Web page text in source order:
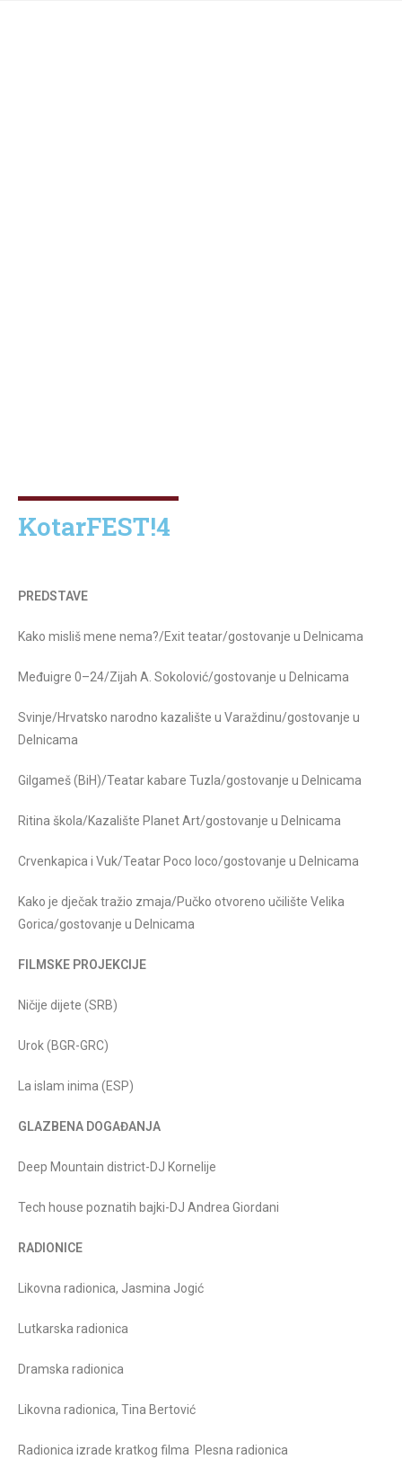
KotarFEST!4
PREDSTAVE
Kako misliš mene nema?/Exit teatar/gostovanje u Delnicama
Međuigre 0–24/Zijah A. Sokolović/gostovanje u Delnicama
Svinje/Hrvatsko narodno kazalište u Varaždinu/gostovanje u
Delnicama
Gilgameš (BiH)/Teatar kabare Tuzla/gostovanje u Delnicama
Ritina škola/Kazalište Planet Art/gostovanje u Delnicama
Crvenkapica i Vuk/Teatar Poco loco/gostovanje u Delnicama
Kako je dječak tražio zmaja/Pučko otvoreno učilište Velika
Gorica/gostovanje u Delnicama
FILMSKE PROJEKCIJE
Ničije dijete (SRB)
Urok (BGR-GRC)
La islam inima (ESP)
GLAZBENA DOGAĐANJA
Deep Mountain district-DJ Kornelije
Tech house poznatih bajki-DJ Andrea Giordani
RADIONICE
Likovna radionica, Jasmina Jogić
Lutkarska radionica
Dramska radionica
Likovna radionica, Tina Bertović
Radionica izrade kratkog filma Plesna radionica